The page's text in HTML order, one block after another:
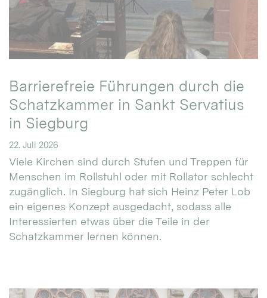
Barrierefreie Führungen durch die
Schatzkammer in Sankt Servatius
in Siegburg
22. Juli 2026
Viele Kirchen sind durch Stufen und Treppen für
Menschen im Rollstuhl oder mit Rollator schlecht
zugänglich. In Siegburg hat sich Heinz Peter Lob
ein eigenes Konzept ausgedacht, sodass alle
Interessierten etwas über die Teile in der
Schatzkammer lernen können.